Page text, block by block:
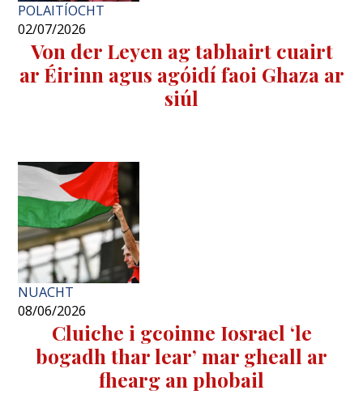
POLAITÍOCHT
02/07/2026
Von der Leyen ag tabhairt cuairt
ar Éirinn agus agóidí faoi Ghaza ar
siúl
NUACHT
08/06/2026
Cluiche i gcoinne Iosrael ‘le
bogadh thar lear’ mar gheall ar
fhearg an phobail